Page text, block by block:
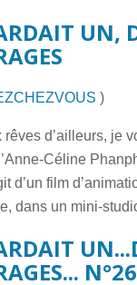
UN,
)
rêves d’ailleurs, je
Céline
d’un film
dans un mini-